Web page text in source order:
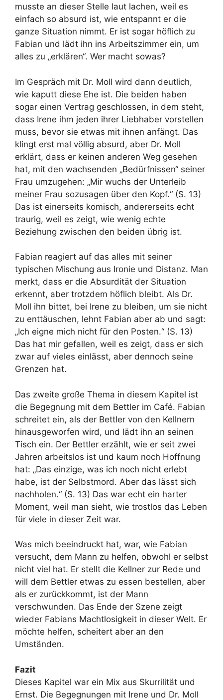
musste an dieser Stelle laut lachen, weil es
einfach so absurd ist, wie entspannt er die
ganze Situation nimmt. Er ist sogar höflich zu
Fabian und lädt ihn ins Arbeitszimmer ein, um
alles zu „erklären“. Wer macht sowas?
Im Gespräch mit Dr. Moll wird dann deutlich,
wie kaputt diese Ehe ist. Die beiden haben
sogar einen Vertrag geschlossen, in dem steht,
dass Irene ihm jeden ihrer Liebhaber vorstellen
muss, bevor sie etwas mit ihnen anfängt. Das
klingt erst mal völlig absurd, aber Dr. Moll
erklärt, dass er keinen anderen Weg gesehen
hat, mit den wachsenden „Bedürfnissen“ seiner
Frau umzugehen: „Mir wuchs der Unterleib
meiner Frau sozusagen über den Kopf.“ (S. 13)
Das ist einerseits komisch, andererseits echt
traurig, weil es zeigt, wie wenig echte
Beziehung zwischen den beiden übrig ist.
Fabian reagiert auf das alles mit seiner
typischen Mischung aus Ironie und Distanz. Man
merkt, dass er die Absurdität der Situation
erkennt, aber trotzdem höflich bleibt. Als Dr.
Moll ihn bittet, bei Irene zu bleiben, um sie nicht
zu enttäuschen, lehnt Fabian aber ab und sagt:
„Ich eigne mich nicht für den Posten.“ (S. 13)
Das hat mir gefallen, weil es zeigt, dass er sich
zwar auf vieles einlässt, aber dennoch seine
Grenzen hat.
Das zweite große Thema in diesem Kapitel ist
die Begegnung mit dem Bettler im Café. Fabian
schreitet ein, als der Bettler von den Kellnern
hinausgeworfen wird, und lädt ihn an seinen
Tisch ein. Der Bettler erzählt, wie er seit zwei
Jahren arbeitslos ist und kaum noch Hoffnung
hat: „Das einzige, was ich noch nicht erlebt
habe, ist der Selbstmord. Aber das lässt sich
nachholen.“ (S. 13) Das war echt ein harter
Moment, weil man sieht, wie trostlos das Leben
für viele in dieser Zeit war.
Was mich beeindruckt hat, war, wie Fabian
versucht, dem Mann zu helfen, obwohl er selbst
nicht viel hat. Er stellt die Kellner zur Rede und
will dem Bettler etwas zu essen bestellen, aber
als er zurückkommt, ist der Mann
verschwunden. Das Ende der Szene zeigt
wieder Fabians Machtlosigkeit in dieser Welt. Er
möchte helfen, scheitert aber an den
Umständen.
Fazit
Dieses Kapitel war ein Mix aus Skurrilität und
Ernst. Die Begegnungen mit Irene und Dr. Moll